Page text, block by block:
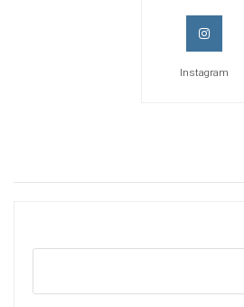
Instagram